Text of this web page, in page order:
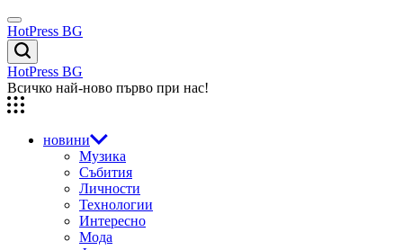
Skip
to
content
Menu
HotPress BG
Търсене
HotPress BG
Всичко най-ново първо при нас!
новини
Музика
Събития
Личности
Технологии
Интересно
Мода